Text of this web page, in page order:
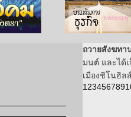
ถวายสังฆทา
มนต์ และได้
เมืองชิโนฮิล
1 23456789